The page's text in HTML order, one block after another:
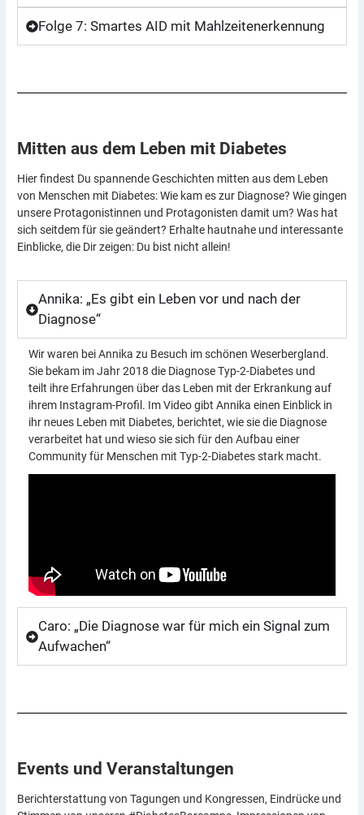
Folge 7: Smartes AID mit Mahlzeitenerkennung
Mitten aus dem Leben mit Diabetes
Hier findest Du spannende Geschichten mitten aus dem Leben
von Menschen mit Diabetes: Wie kam es zur Diagnose? Wie gingen
unsere Protagonistinnen und Protagonisten damit um? Was hat
sich seitdem für sie geändert? Erhalte hautnahe und interessante
Einblicke, die Dir zeigen: Du bist nicht allein!
Annika: „Es gibt ein Leben vor und nach der
Diagnose“
Wir waren bei Annika zu Besuch im schönen Weserbergland.
Sie bekam im Jahr 2018 die Diagnose Typ-2-Diabetes und
teilt ihre Erfahrungen über das Leben mit der Erkrankung auf
ihrem Instagram-Profil. Im Video gibt Annika einen Einblick in
ihr neues Leben mit Diabetes, berichtet, wie sie die Diagnose
verarbeitet hat und wieso sie sich für den Aufbau einer
Community für Menschen mit Typ-2-Diabetes stark macht.
Caro: „Die Diagnose war für mich ein Signal zum
Aufwachen“
Events und Veranstaltungen
Berichterstattung von Tagungen und Kongressen, Eindrücke und